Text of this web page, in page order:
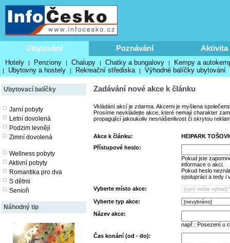
Ubytování Poznávání Aktivita
Hotely | Penziony | Chalupy | Chatky a bungalovy | Kempy a
| Ubytovny a hostely | Rekreační střediska | Výhodné balíčky ubytování
Ubytovací balíčky
Jarní pobyty
Letní dovolená
Podzim levněji
Zimní dovolená
Wellness pobyty
Aktivní pobyty
Romantika pro dva
S dětmi
Senioři
Náhodný tip
Zadávání nové akce k článku
Vkládání akcí je zdarma. Akcemi je myšlena
Prosíme nevkládejte akce, které nemají charakter
propagující jakoukoliv nesnášenlivost či skrytou
Akce k článku:
HEIPARK
Přístupové heslo:
Pokud jste
informace o akci.
Pokud heslo
spolupráci a tedy i
Vyberte místo akce:
Vyberte typ akce:
Název akce:
např.: Posezení u
Čas konání (od - do):